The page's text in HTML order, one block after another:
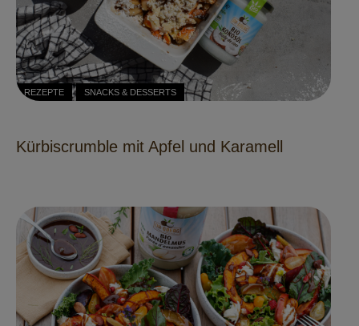
REZEPTE SNACKS & DESSERTS
Kürbiscrumble mit Apfel und Karamell